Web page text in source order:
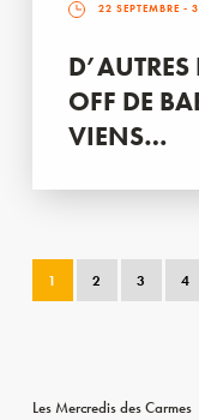
22 SEPTEMBRE -
OFF DE
VIENS…
1 2 3 4
Les Mercredis des Carmes